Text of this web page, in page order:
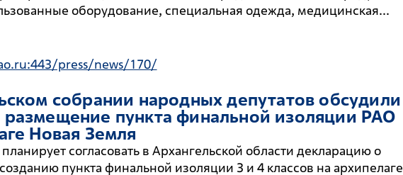
оборудование, специальная одежда, медицинская...
press/news/170/
собрании народных депутатов обсудили
пункта финальной изоляции РАО
Новая Земля
согласовать в Архангельской области декларацию о
пункта финальной изоляции 3 и 4 классов на архипелаге